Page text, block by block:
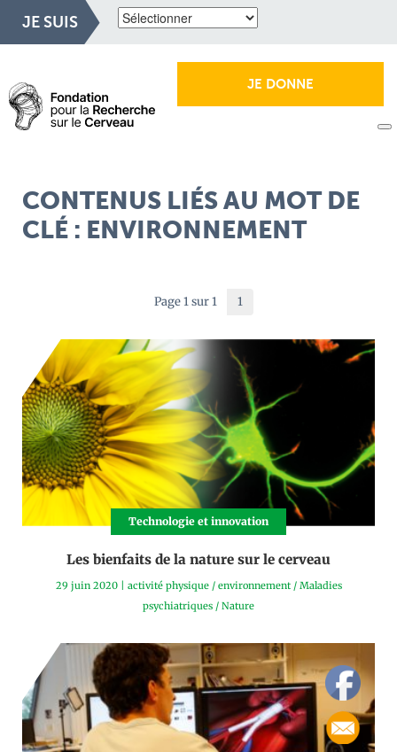
JE SUIS
JE DONNE
CONTENUS LIÉS AU MOT DE
CLÉ : ENVIRONNEMENT
Page 1 sur 1 1
Technologie et innovation
Les bienfaits de la nature sur le cerveau
29 juin 2020| activité physique/ environnement/ Maladies
psychiatriques / Nature